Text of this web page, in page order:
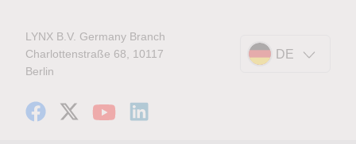
LYNX B.V. Germany Branch
Charlottenstraße 68, 10117
Berlin
DE